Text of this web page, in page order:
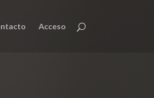
Acceso